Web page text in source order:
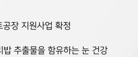
공장 지원사업 확정
밥 추출물을 함유하는 눈 건강